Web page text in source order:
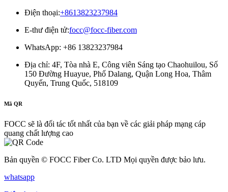
Điện thoại:+8613823237984
E-thư điện tử:focc@focc-fiber.com
WhatsApp: +86 13823237984
Địa chỉ: 4F, ​​Tòa nhà E, Công viên Sáng tạo Chaohuilou, Số
150 Đường Huayue, Phố Dalang, Quận Long Hoa, Thâm
Quyến, Trung Quốc, 518109
Mã QR
FOCC sẽ là đối tác tốt nhất của bạn về các giải pháp mạng cáp
quang chất lượng cao
Bản quyền © FOCC Fiber Co. LTD Mọi quyền được bảo lưu.
whatsapp